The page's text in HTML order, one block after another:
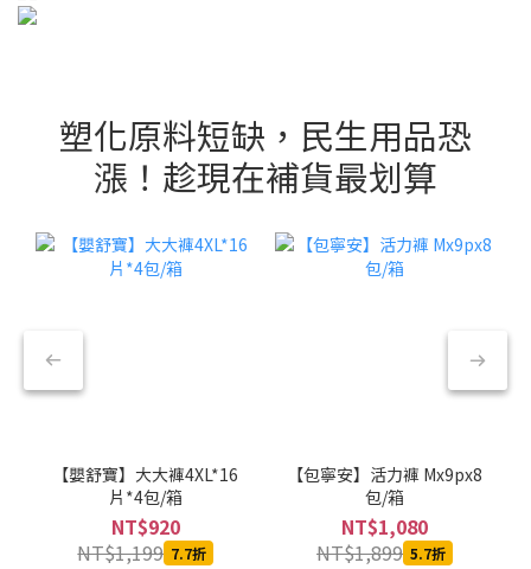
塑化原料短缺，民生用品恐
漲！趁現在補貨最划算
【嬰舒寶】大大褲4XL*16
片*4包/箱
NT$920
NT$1,199 7.7折
【包寧安】活力褲 Mx9px8
包/箱
NT$1,080
NT$1,899 5.7折